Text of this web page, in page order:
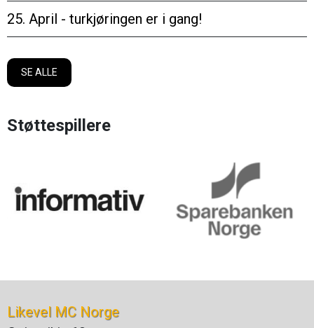
25. April - turkjøringen er i gang!
SE ALLE
Støttespillere
Likevel MC Norge